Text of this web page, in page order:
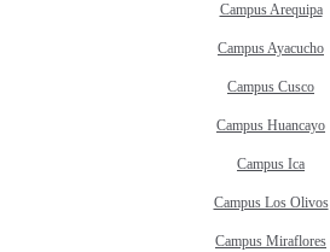
Campus Arequipa
Campus Ayacucho
Campus Cusco
Campus Huancayo
Campus Ica
Campus Los Olivos
Campus Miraflores